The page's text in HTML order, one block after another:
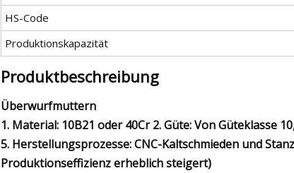
HS-Code
Produktionskapazität
Produktbeschreibung
Überwurfmuttern
1. Material: 10B21 oder 40Cr 2. Güte: Von Güteklasse
5. Herstellungsprozesse: CNC-Kaltschmieden und
Produktionseffizienz erheblich steigert)